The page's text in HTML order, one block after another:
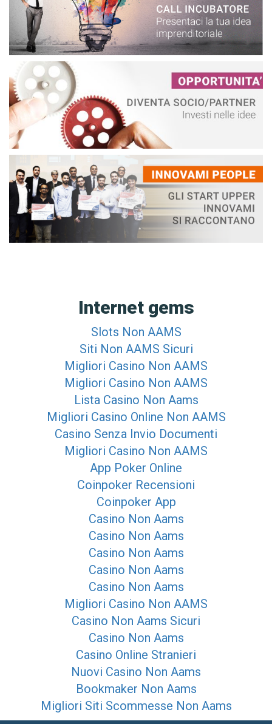
Internet gems
Slots Non AAMS
Siti Non AAMS Sicuri
Migliori Casino Non AAMS
Migliori Casino Non AAMS
Lista Casino Non Aams
Migliori Casino Online Non AAMS
Casino Senza Invio Documenti
Migliori Casino Non AAMS
App Poker Online
Coinpoker Recensioni
Coinpoker App
Casino Non Aams
Casino Non Aams
Casino Non Aams
Casino Non Aams
Casino Non Aams
Migliori Casino Non AAMS
Casino Non Aams Sicuri
Casino Non Aams
Casino Online Stranieri
Nuovi Casino Non Aams
Bookmaker Non Aams
Migliori Siti Scommesse Non Aams